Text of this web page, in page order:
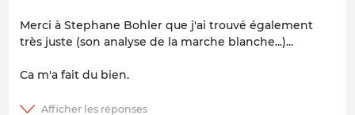
Merci à Stephane Bohler que j'ai trouvé également
très juste (son analyse de la marche blanche...)...
Ca m'a fait du bien.